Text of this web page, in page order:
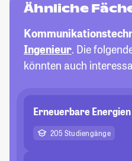
Ähnliche
Ingenieur. Die
könnten auch
Erneuerbare
205 Studiengänge